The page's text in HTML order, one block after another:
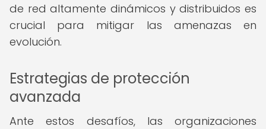
de red altamente dinámicos y distribuidos es
crucial para mitigar las amenazas en
evolución.
Estrategias de protección
avanzada
Ante estos desafíos, las organizaciones